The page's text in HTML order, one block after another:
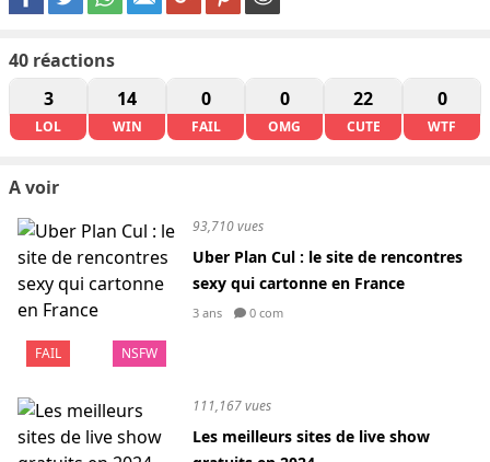
40 réactions
3
LOL
14
WIN
0
FAIL
0
OMG
22
CUTE
0
WTF
A voir
FAIL NSFW
93,710 vues
Uber Plan Cul : le site de rencontres
sexy qui cartonne en France
3 ans 0 com
111,167 vues
Les meilleurs sites de live show